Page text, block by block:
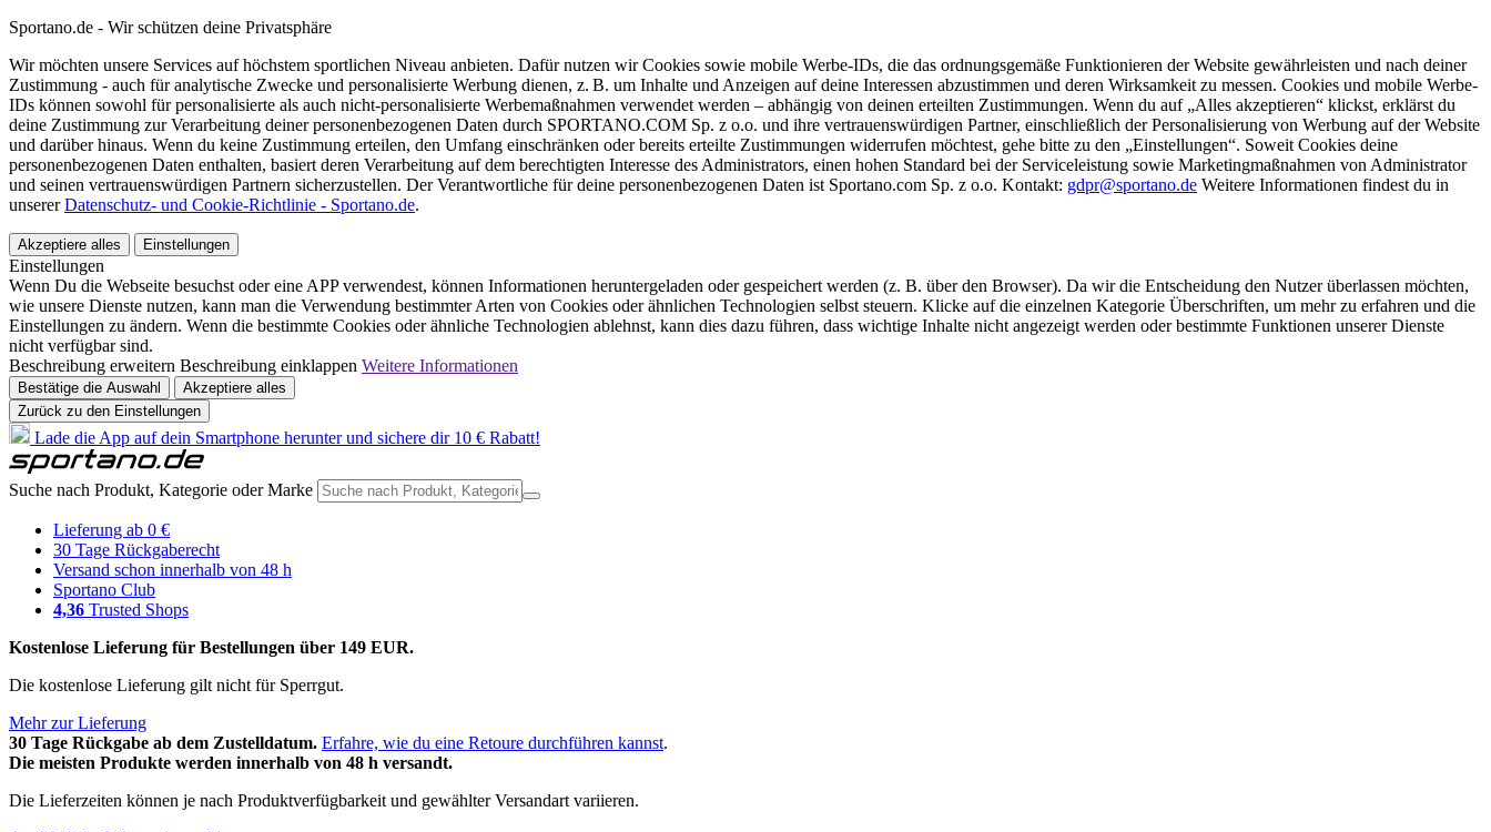
Sportano.de - Wir schützen deine Privatsphäre
Wir möchten unsere Services auf höchstem sportlichen Niveau anbieten. Dafür nutzen wir Cookies sowie mobile Werbe-IDs, die das ordnungsgemäße Funktionieren der Website gewährleisten und nach deiner
Zustimmung - auch für analytische Zwecke und personalisierte Werbung dienen, z. B. um Inhalte und Anzeigen auf deine Interessen abzustimmen und deren Wirksamkeit zu messen. Cookies und mobile Werbe-
IDs können sowohl für personalisierte als auch nicht-personalisierte Werbemaßnahmen verwendet werden – abhängig von deinen erteilten Zustimmungen. Wenn du auf „Alles akzeptieren“ klickst, erklärst du
deine Zustimmung zur Verarbeitung deiner personenbezogenen Daten durch SPORTANO.COM Sp. z o.o. und ihre vertrauenswürdigen Partner, einschließlich der Personalisierung von Werbung auf der Website
und darüber hinaus. Wenn du keine Zustimmung erteilen, den Umfang einschränken oder bereits erteilte Zustimmungen widerrufen möchtest, gehe bitte zu den „Einstellungen“. Soweit Cookies deine
personenbezogenen Daten enthalten, basiert deren Verarbeitung auf dem berechtigten Interesse des Administrators, einen hohen Standard bei der Serviceleistung sowie Marketingmaßnahmen von Administrator
und seinen vertrauenswürdigen Partnern sicherzustellen. Der Verantwortliche für deine personenbezogenen Daten ist Sportano.com Sp. z o.o. Kontakt: gdpr@sportano.de Weitere Informationen findest du in
unsererDatenschutz- und Cookie-Richtlinie - Sportano.de.
Akzeptiere alles Einstellungen
Einstellungen
Wenn Du die Webseite besuchst oder eine APP verwendest, können Informationen heruntergeladen oder gespeichert werden (z. B. über den Browser). Da wir die Entscheidung den Nutzer überlassen möchten,
wie unsere Dienste nutzen, kann man die Verwendung bestimmter Arten von Cookies oder ähnlichen Technologien selbst steuern. Klicke auf die einzelnen Kategorie Überschriften, um mehr zu erfahren und die
Einstellungen zu ändern. Wenn die bestimmte Cookies oder ähnliche Technologien ablehnst, kann dies dazu führen, dass wichtige Inhalte nicht angezeigt werden oder bestimmte Funktionen unserer Dienste
nicht verfügbar sind.
Beschreibung erweitern Beschreibung einklappen Weitere Informationen
Bestätige die Auswahl
Akzeptiere alles
Zurück zu den Einstellungen
Lade die App auf dein Smartphone herunter und sichere dir 10 € Rabatt!
Suche nach Produkt, Kategorie oder Marke
Lieferung ab 0 €
30 Tage Rückgaberecht
Versand schon innerhalb von 48 h
Sportano Club
4,36 Trusted Shops
Kostenlose Lieferung für Bestellungen über 149 EUR.
Die kostenlose Lieferung gilt nicht für Sperrgut.
Mehr zur Lieferung
30 Tage Rückgabe ab dem Zustelldatum. Erfahre, wie du eine Retoure durchführen kannst.
Die meisten Produkte werden innerhalb von 48 h versandt.
Die Lieferzeiten können je nach Produktverfügbarkeit und gewählter Versandart variieren.